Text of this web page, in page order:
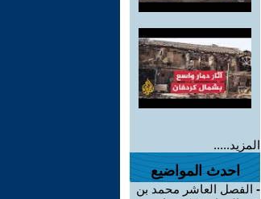
المزيد.....
احدث المواضيع
- الفصل العاشر محمد بن